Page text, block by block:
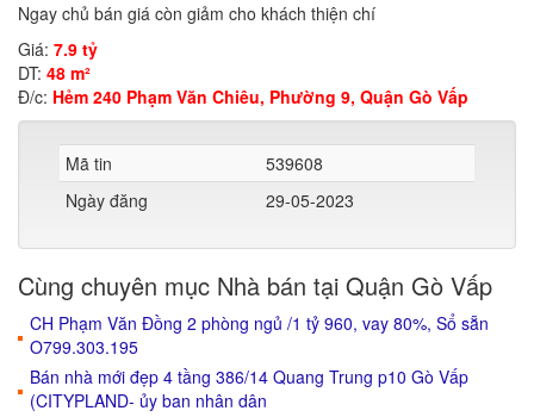
Ngay chủ bán giá còn giảm cho khách thiện chí
Giá: 7.9 tỷ
DT: 48 m²
Đ/c: Hẻm 240 Phạm Văn Chiêu, Phường 9, Quận Gò Vấp
Mã tin
539608
Ngày đăng
29-05-2023
Cùng chuyên mục Nhà bán tại Quận Gò Vấp
CH Phạm Văn Đồng 2 phòng ngủ /1 tỷ 960, vay 80%, Sổ sẵn
O799.303.195
Bán nhà mới đẹp 4 tầng 386/14 Quang Trung p10 Gò Vấp
(CITYPLAND- ủy ban nhân dân